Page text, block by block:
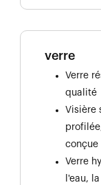
verre
Verre
qualité
Visière
conçue
Verre
l'eau,